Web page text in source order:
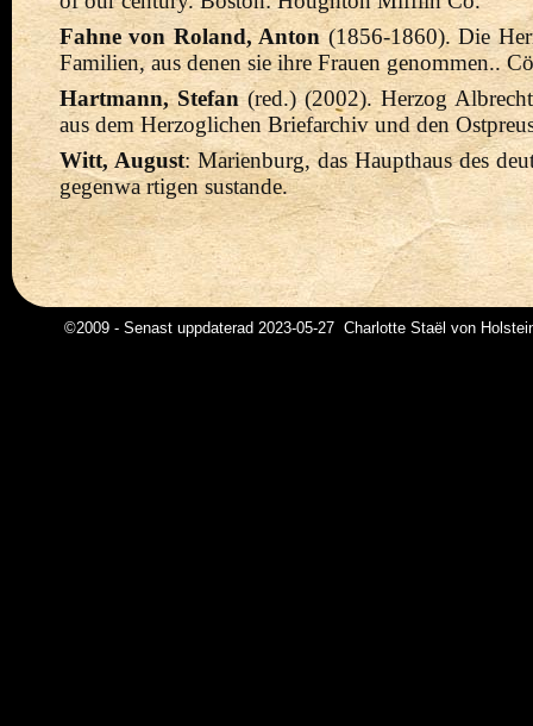
Fahne von Roland, Anton(1856-1860).Die
Familien, aus denen sie ihre Frauen genommen..
Hartmann, Stefan(red.) (2002).Herzog
aus dem Herzoglichen Briefarchiv und den
Witt, August: Marienburg, das Haupthaus des
gegenwa rtigen sustande.
©2009 - Senast uppdaterad 2023-05-27 Charlotte Staël von